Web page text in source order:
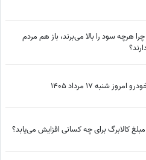
هرچه سود را بالا می‌برند، باز هم مردم
شنبه 17 مرداد 1405
مبلغ کالابرگ برای چه کسانی افزایش می‌یابد؟